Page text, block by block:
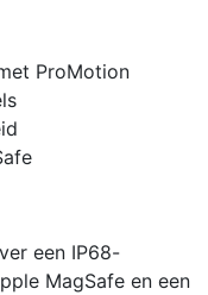
ProMotion
een IP68-
MagSafe en een